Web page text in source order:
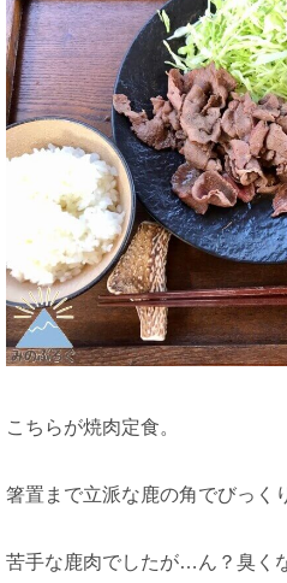
こちらが焼肉定食。
箸置まで立派な鹿の角でびっく
苦手な鹿肉でしたが…ん？臭く